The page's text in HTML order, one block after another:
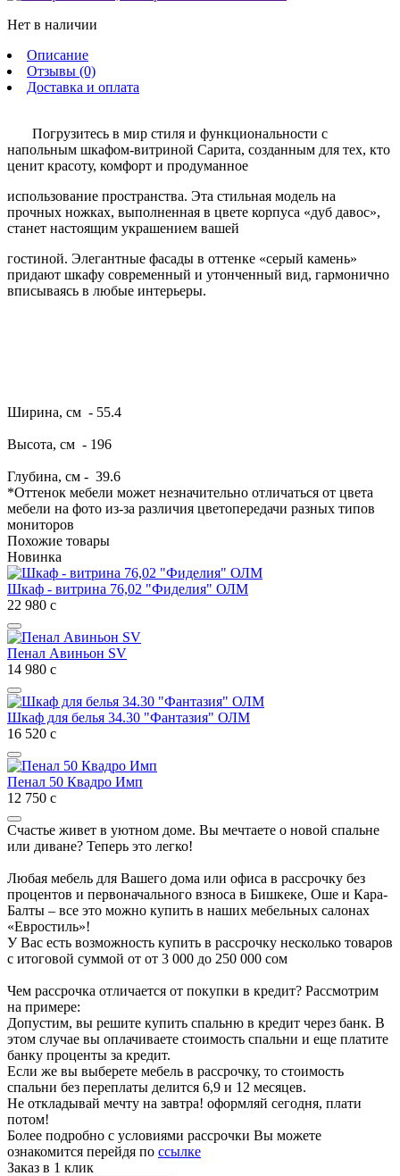
Нет в наличии
Описание
Отзывы (0)
Доставка и оплата
Погрузитесь в мир стиля и функциональности с
напольным шкафом-витриной Сарита, созданным для тех, кто
ценит красоту, комфорт и продуманное
использование пространства. Эта стильная модель на
прочных ножках, выполненная в цвете корпуса «дуб давос»,
станет настоящим украшением вашей
гостиной. Элегантные фасады в оттенке «серый камень»
придают шкафу современный и утонченный вид, гармонично
вписываясь в любые интерьеры.
Ширина, см - 55.4
Высота, см - 196
Глубина, см - 39.6
*Оттенок мебели может незначительно отличаться от цвета
мебели на фото из-за различия цветопередачи разных типов
мониторов
Похожие товары
Новинка
Шкаф - витрина 76,02 "Фиделия" ОЛМ
22 980 с
Пенал Авиньон SV
14 980 с
Шкаф для белья 34.30 "Фантазия" ОЛМ
16 520 с
Пенал 50 Квадро Имп
12 750 с
Счастье живет в уютном доме. Вы мечтаете о новой спальне
или диване? Теперь это легко!
Любая мебель для Вашего дома или офиса в рассрочку без
процентов и первоначального взноса в Бишкеке, Оше и Кара-
Балты – все это можно купить в наших мебельных салонах
«Евростиль»!
У Вас есть возможность купить в рассрочку несколько товаров
с итоговой суммой от от 3 000 до 250 000 сом
Чем рассрочка отличается от покупки в кредит? Рассмотрим
на примере:
Допустим, вы решите купить спальню в кредит через банк. В
этом случае вы оплачиваете стоимость спальни и еще платите
банку проценты за кредит.
Если же вы выберете мебель в рассрочку, то стоимость
спальни без переплаты делится 6,9 и 12 месяцев.
Не откладывай мечту на завтра! оформляй сегодня, плати
потом!
Более подробно с условиями рассрочки Вы можете
ознакомится перейдя по ссылке
Заказ в 1 клик